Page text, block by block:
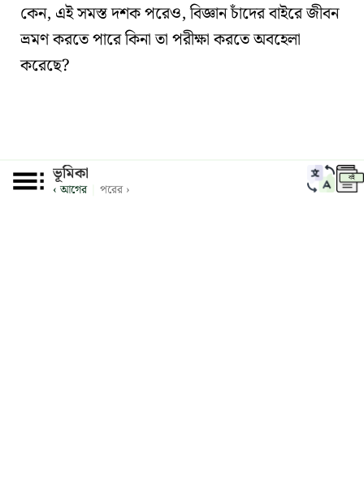
কেন, এই সমস্ত দশক পরেও, বিজ্ঞান চাঁদের বাইরে জীবন
ভ্রমণ করতে পারে কিনা তা পরীক্ষা করতে অবহেলা
করেছে?
ভূমিকা
‹ আগের পরের ›
বই